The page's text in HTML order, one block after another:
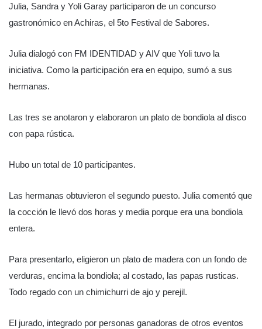
Julia, Sandra y Yoli Garay participaron de un concurso
gastronómico en Achiras, el 5to Festival de Sabores.
Julia dialogó con FM IDENTIDAD y AIV que Yoli tuvo la
iniciativa. Como la participación era en equipo, sumó a sus
hermanas.
Las tres se anotaron y elaboraron un plato de bondiola al disco
con papa rústica.
Hubo un total de 10 participantes.
Las hermanas obtuvieron el segundo puesto. Julia comentó que
la cocción le llevó dos horas y media porque era una bondiola
entera.
Para presentarlo, eligieron un plato de madera con un fondo de
verduras, encima la bondiola; al costado, las papas rusticas.
Todo regado con un chimichurri de ajo y perejil.
El jurado, integrado por personas ganadoras de otros eventos